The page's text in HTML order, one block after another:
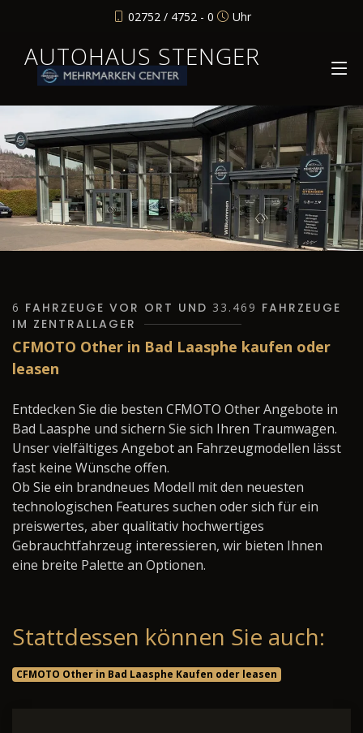
02752 / 4752 - 0 Uhr
AUTOHAUS STENGER
6 FAHRZEUGE VOR ORT UND 33.469 FAHRZEUGE
IM ZENTRALLAGER
CFMOTO Other in Bad Laasphe kaufen oder
leasen
Entdecken Sie die besten CFMOTO Other Angebote in
Bad Laasphe und sichern Sie sich Ihren Traumwagen.
Unser vielfältiges Angebot an Fahrzeugmodellen lässt
fast keine Wünsche offen.
Ob Sie ein brandneues Modell mit den neuesten
technologischen Features suchen oder sich für ein
preiswertes, aber qualitativ hochwertiges
Gebrauchtfahrzeug interessieren, wir bieten Ihnen
eine breite Palette an Optionen.
Stattdessen können Sie auch:
CFMOTO Other in Bad Laasphe Kaufen oder leasen